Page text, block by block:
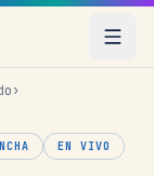
›
EN VIVO